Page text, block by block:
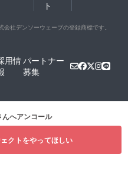
ト
会社デンソーウェーブの登録商標です。
用情パートナー
募集
んへアンコール
クトをやってほしい